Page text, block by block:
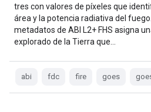
tres con valores de píxeles que
área y la potencia radiativa del
metadatos de ABI L2+ FHS asigna
explorado de la Tierra que…
abi fdc fire goes